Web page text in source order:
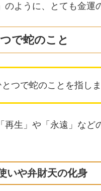
のように、とても金運
で蛇のこと
つで蛇のことを指しま
生」や「永遠」など
いや弁財天の化身